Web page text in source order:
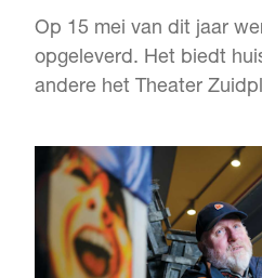
Op 15 mei van dit jaar
opgeleverd. Het biedt
andere het Theater
Koningin Máxima de
officiële opening.